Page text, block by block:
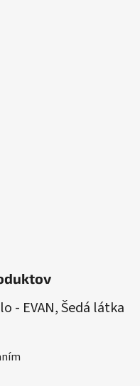
- EVAN, Šedá látka